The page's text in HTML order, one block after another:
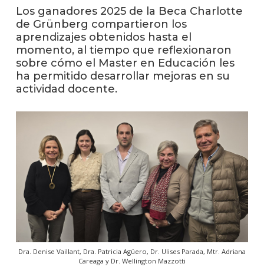
de
y
Los ganadores 2025 de la Beca Charlotte
de Grünberg compartieron los
aprendizajes obtenidos hasta el
momento, al tiempo que reflexionaron
sobre cómo el Master en Educación les
ha permitido desarrollar mejoras en su
actividad docente.
Dra. Denise Vaillant, Dra. Patricia Agüero, Dr. Ulises Parada, Mtr. Adriana
Careaga y Dr. Wellington Mazzotti